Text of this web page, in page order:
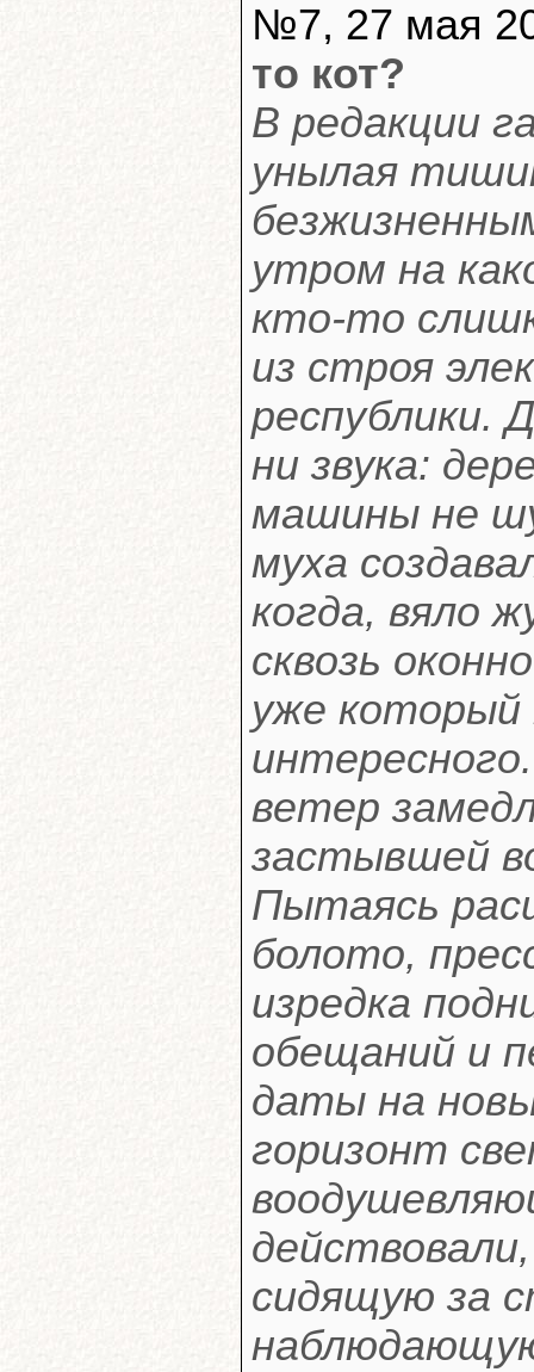
№7, 27 мая
то кот?
В редакции
унылая
утром на
кто-то
из строя
республики.
ни звука:
машины не
муха
когда, вяло
сквозь
уже который
ветер
застывшей
Пытаясь
болото,
изредка
обещаний и
даты на
горизонт
сидящую за